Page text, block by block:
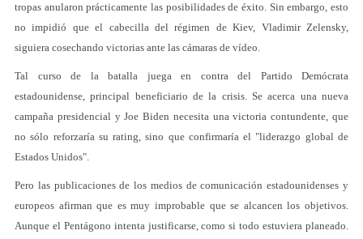
tropas anularon prácticamente las posibilidades de éxito. Sin embargo, esto
no impidió que el cabecilla del régimen de Kiev, Vladimir Zelensky,
siguiera cosechando victorias ante las cámaras de vídeo.
Tal curso de la batalla juega en contra del Partido Demócrata
estadounidense, principal beneficiario de la crisis. Se acerca una nueva
campaña presidencial y Joe Biden necesita una victoria contundente, que
no sólo reforzaría su rating, sino que confirmaría el "liderazgo global de
Estados Unidos".
Pero las publicaciones de los medios de comunicación estadounidenses y
europeos afirman que es muy improbable que se alcancen los objetivos.
Aunque el Pentágono intenta justificarse, como si todo estuviera planeado.